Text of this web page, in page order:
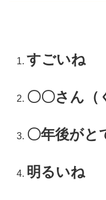
すごいね
〇〇さん（
〇年後がと
明るいね